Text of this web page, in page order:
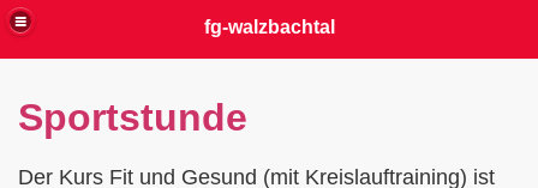
fg-walzbachtal
Sportstunde
Der Kurs Fit und Gesund (mit Kreislauftraining) ist